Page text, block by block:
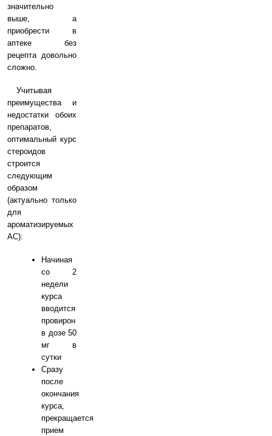
значительно
выше, а
приобрести в
аптеке без
рецепта довольно
сложно.
Учитывая
преимущества и
недостатки обоих
препаратов,
оптимальный курс
стероидов
строится
следующим
образом
(актуально только
для
ароматизируемых
АС):
Начиная
со 2
недели
курса
вводится
провирон
в дозе 50
мг в
сутки
Сразу
после
окончания
курса,
прекращается
прием